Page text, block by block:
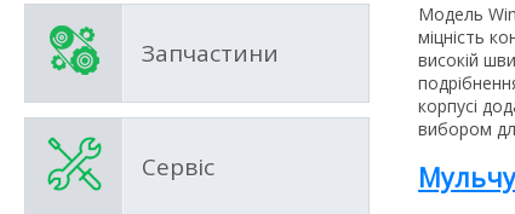
Запчастини
Сервіс
Модель
міцність
високій
корпусі
вибором